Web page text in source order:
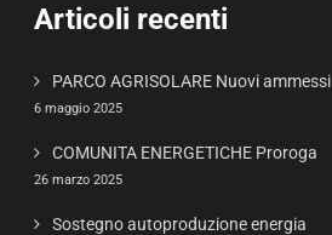
Articoli recenti
PARCO AGRISOLARE Nuovi ammessi
6 maggio 2025
COMUNITA ENERGETICHE Proroga
26 marzo 2025
Sostegno autoproduzione energia